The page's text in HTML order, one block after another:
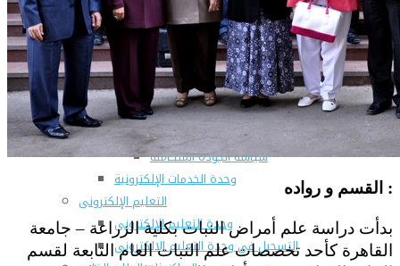
وحدات التطوير بالكلية
وحدة ضمان الجودة
عن الوحدة
أنشطة الوحدة
الهيكل الادارى للوحدة
رسالة و أهداف الوحدة
سياسة الجودة المتكاملة
وحدة الخدمات الإلكترونية
التعليم الإلكترونى
وحدة التعليم الإلكترونى
التسجيل فى وحدة التعليم الالكترونى
القسم و رواده :
بدأت دراسة علم أمراض النبات بكلية الزراعة – جامعة
القاهرة كأحد تخصصات علم النبات العام التابعة لقسم